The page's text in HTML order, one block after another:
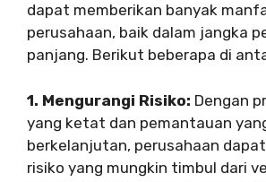
dapat memberikan banyak
perusahaan, baik dalam jangka
panjang. Berikut beberapa di
1. Mengurangi Risiko: Dengan
yang ketat dan pemantauan
berkelanjutan, perusahaan
risiko yang mungkin timbul dari